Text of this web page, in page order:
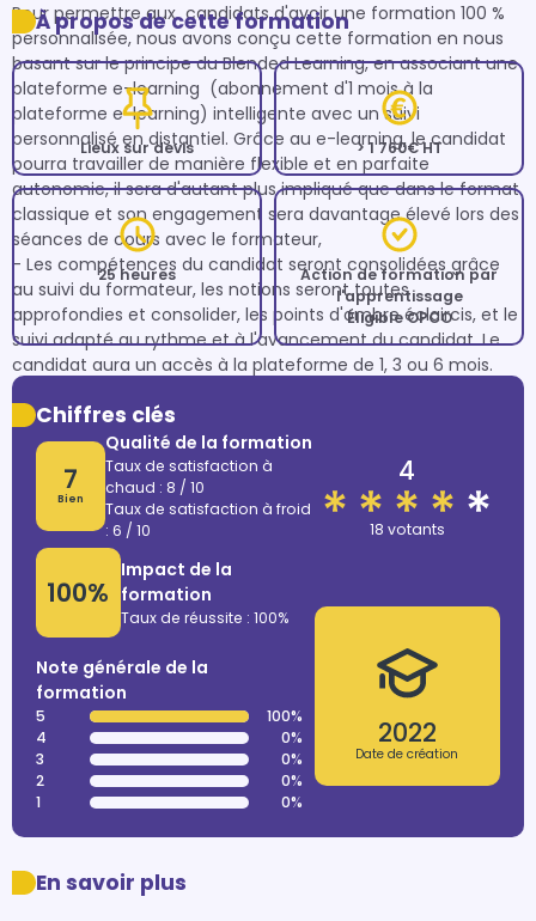
Pour permettre aux  candidats d'avoir une formation 100 %
personnalisée, nous avons conçu cette formation en nous
basant sur le principe du Blended Learning, en associant une
plateforme e-learning  (abonnement d'1 mois à la
plateforme e-learning) intelligente avec un suivi
personnalisé en distantiel. Grâce au e-learning, le candidat
pourra travailler de manière flexible et en parfaite
autonomie, il sera d'autant plus impliqué que dans le format
classique et son engagement sera davantage élevé lors des
séances de cours avec le formateur,
- Les compétences du candidat seront consolidées grâce
au suivi du formateur, les notions seront toutes
approfondies et consolider, les points d'ombre éclaircis, et le
suivi adapté au rythme et à l'avancement du candidat. Le
À propos de cette formation
Lieux sur devis > 1 760€ HT
25 heures
Action de formation par
l'apprentissage
Éligible OPCO
Chiffres clés
7
Bien
Qualité de la formation
Taux de satisfaction à
chaud : 8 / 10
Taux de satisfaction à froid
: 6 / 10
100%
Impact de la
formation
Taux de réussite : 100%
Note générale de la
formation
5
100%
4
0%
3
0%
2
0%
1
0%
4
18 votants
2022
Date de création
En savoir plus